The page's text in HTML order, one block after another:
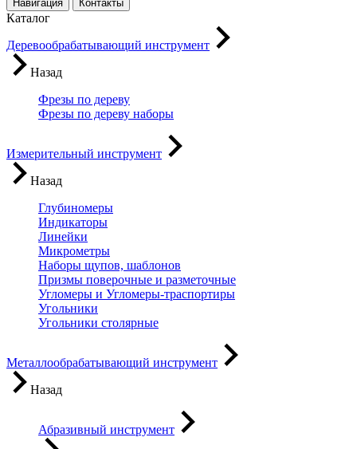
Навигация Контакты
Каталог
Деревообрабатывающий инструмент
Назад
Фрезы по дереву
Фрезы по дереву наборы
Измерительный инструмент
Назад
Глубиномеры
Индикаторы
Линейки
Микрометры
Наборы щупов, шаблонов
Призмы поверочные и разметочные
Угломеры и Угломеры-траспортиры
Угольники
Угольники столярные
Металлообрабатывающий инструмент
Назад
Абразивный инструмент